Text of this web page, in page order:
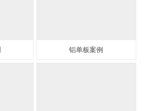
铝单板案例